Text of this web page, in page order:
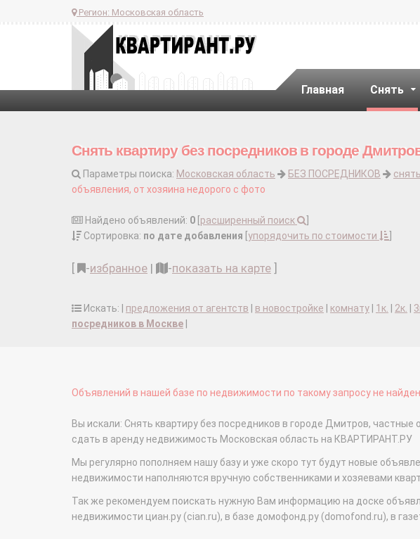
Регион: Московская область
Главная Снять
Снять квартиру без посредников в городе
Параметры поиска: Московская область БЕЗ ПОСРЕДНИКОВ
объявления, от хозяина недорого с фото
Найдено объявлений: 0 расширенный поиск
Сортировка: по дате добавления упорядочить по стоимости
-избранное | -показать на карте
Искать: | предложения от агентств в новостройке комнату 1к. 2к.
посредников в Москве
Объявлений в нашей базе по недвижимости по такому запросу не
Вы искали: Снять квартиру без посредников в городе Дмитров, частные
сдать в аренду недвижимость Московская область на КВАРТИРАНТ.РУ
Мы регулярно пополняем нашу базу и уже скоро тут будут новые
недвижимости наполняются вручную собственниками и хозяевами
Так же рекомендуем поискать нужную Вам информацию на доске
недвижимости циан.ру (cian.ru), в базе домофонд.ру (domofond.ru), в